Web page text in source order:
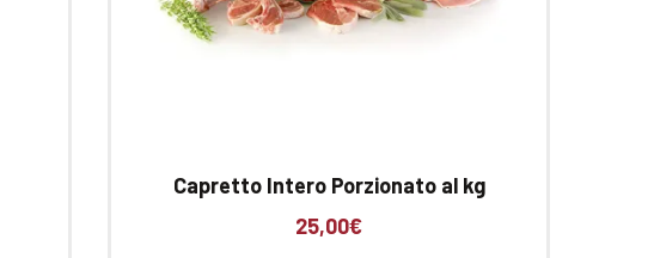
Capretto Intero Porzionato al kg
25,00€